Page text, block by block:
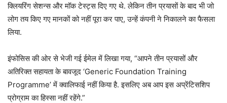
क्लियरिंग सेशन्स और मॉक टेस्ट्स दिए गए थे. लेकिन तीन प्रयासों के बाद भी जो
लोग तय किए गए मानकों को नहीं पूरा कर पाए, उन्हें कंपनी ने निकालने का फैसला
लिया.
इंफोसिस की ओर से भेजी गई ईमेल में लिखा गया, “आपने तीन प्रयासों और
अतिरिक्त सहायता के बावजूद ‘Generic Foundation Training
Programme’ में क्वालिफाई नहीं किया है. इसलिए अब आप इस अप्रेंटिसशिप
प्रोग्राम का हिस्सा नहीं रहेंगे.”